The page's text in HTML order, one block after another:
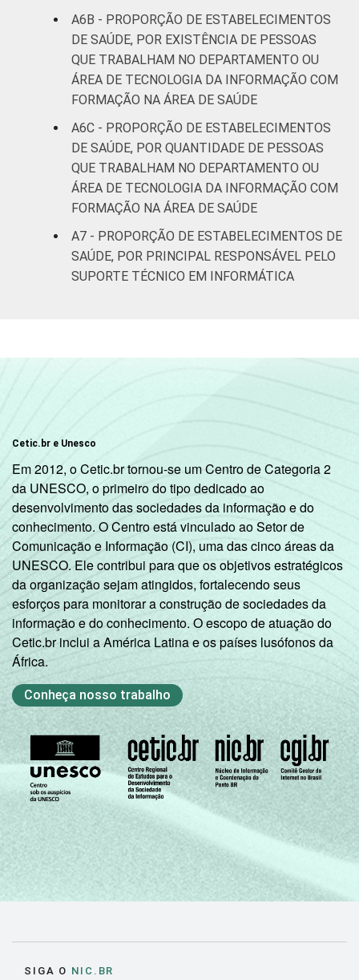
A6B - PROPORÇÃO DE ESTABELECIMENTOS
DE SAÚDE, POR EXISTÊNCIA DE PESSOAS
QUE TRABALHAM NO DEPARTAMENTO OU
ÁREA DE TECNOLOGIA DA INFORMAÇÃO COM
FORMAÇÃO NA ÁREA DE SAÚDE
A6C - PROPORÇÃO DE ESTABELECIMENTOS
DE SAÚDE, POR QUANTIDADE DE PESSOAS
QUE TRABALHAM NO DEPARTAMENTO OU
ÁREA DE TECNOLOGIA DA INFORMAÇÃO COM
FORMAÇÃO NA ÁREA DE SAÚDE
A7 - PROPORÇÃO DE ESTABELECIMENTOS DE
SAÚDE, POR PRINCIPAL RESPONSÁVEL PELO
SUPORTE TÉCNICO EM INFORMÁTICA
Cetic.br e Unesco
Em 2012, o Cetic.br tornou-se um Centro de Categoria 2
da UNESCO, o primeiro do tipo dedicado ao
desenvolvimento das sociedades da informação e do
conhecimento. O Centro está vinculado ao Setor de
Comunicação e Informação (CI), uma das cinco áreas da
UNESCO. Ele contribui para que os objetivos estratégicos
da organização sejam atingidos, fortalecendo seus
esforços para monitorar a construção de sociedades da
informação e do conhecimento. O escopo de atuação do
Cetic.br inclui a América Latina e os países lusófonos da
África.
Conheça nosso trabalho
SIGA O NIC.BR